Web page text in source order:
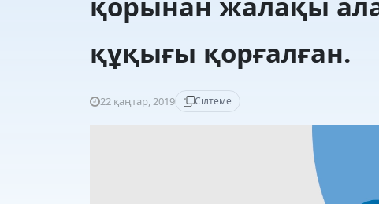
құқығы қорғалған.
22 қаңтар, 2019 Сілтеме